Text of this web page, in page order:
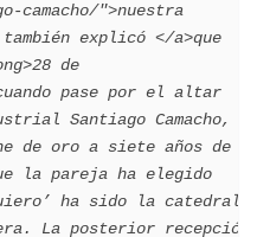
camacho/">nuestra
explicó </a>que
de
pase por el altar
Santiago Camacho,
de oro a siete años de
la pareja ha elegido
ha sido la catedral
La posterior recepción